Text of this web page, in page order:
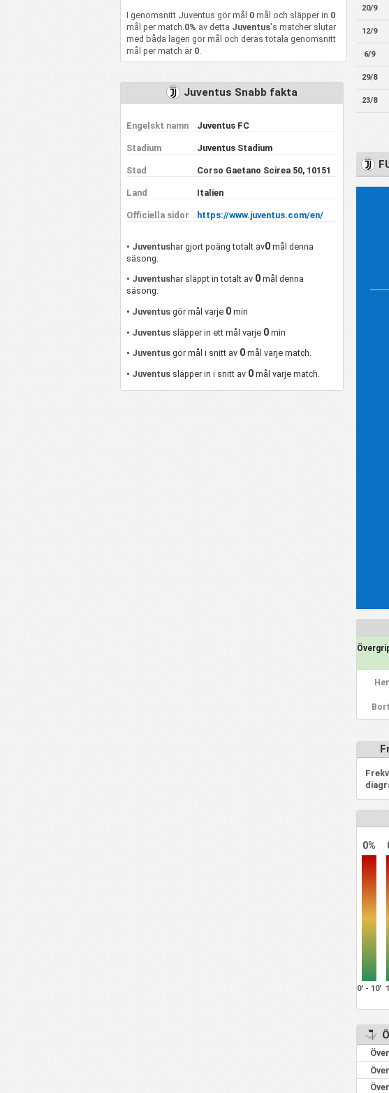
I genomsnitt Juventus gör mål 0mål och släpper in 0
mål per match. 0% av detta Juventus's matcher slutar
med båda lagen gör mål och deras totala genomsnitt
mål per match är 0.
Juventus Snabb fakta
Engelskt namn Juventus FC
Stadium Juventus Stadium
Stad Corso Gaetano Scirea 50, 10151
Land Italien
Officiella sidor https://www.juventus.com/en/
• Juventushar gjort poäng totalt av0 mål denna
säsong.
• Juventushar släppt in totalt av 0 mål denna
säsong.
• Juventus gör mål varje 0 min
• Juventus släpper in ett mål varje 0 min
• Juventus gör mål i snitt av 0 mål varje match.
• Juventus släpper in i snitt av 0 mål varje match.
20/9
12/9
6/9
29/8
23/8
0%
0' - 10'